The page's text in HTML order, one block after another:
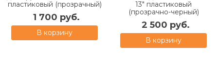
пластиковый (прозрачный)
1 700 руб.
В корзину
13" пластиковый
(прозрачно-черный)
2 500 руб.
В корзину